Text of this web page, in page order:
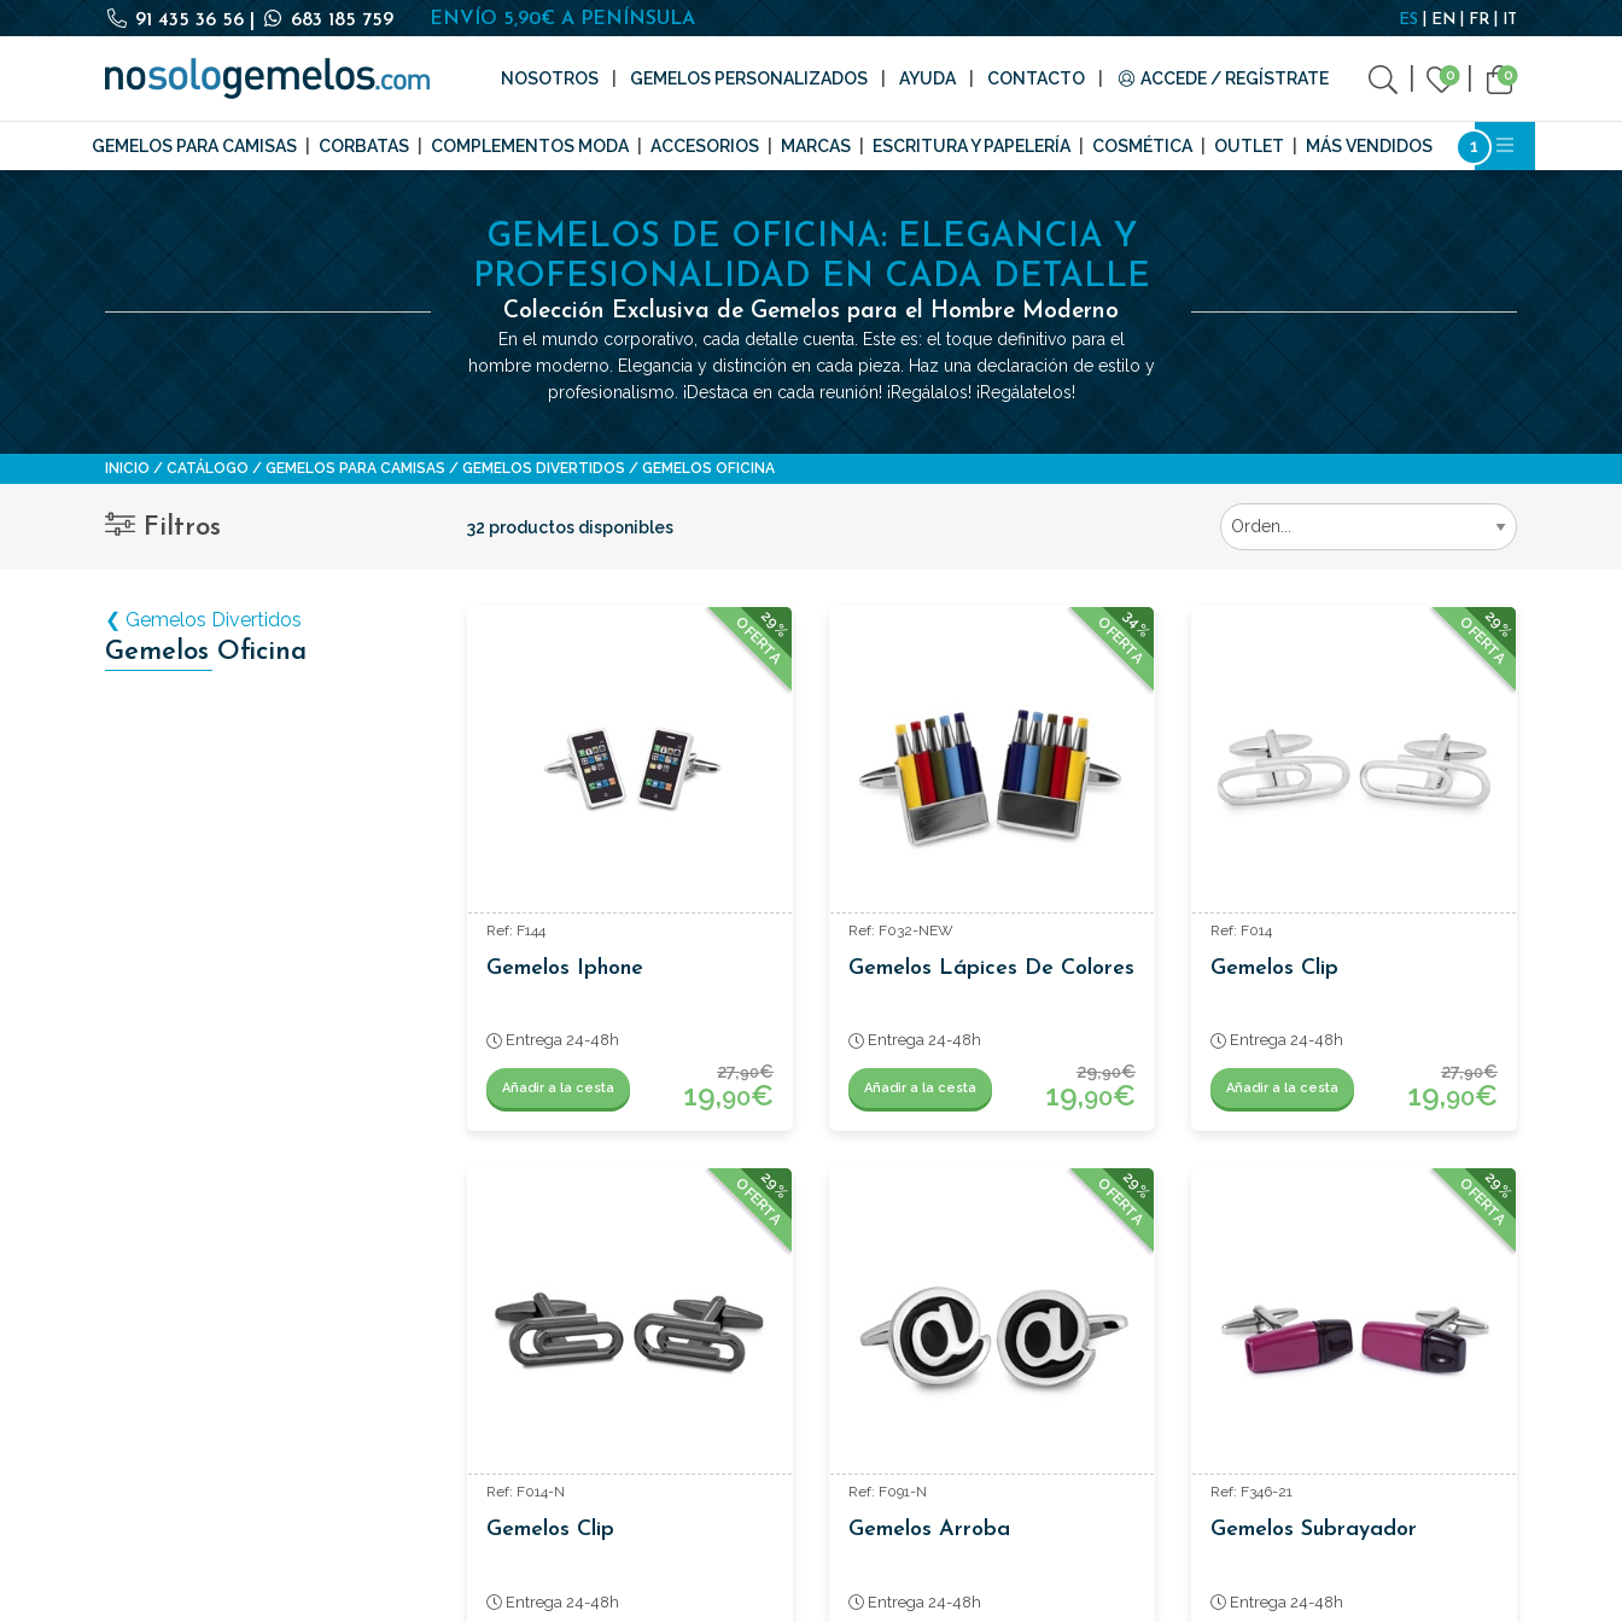
91 435 36 56 683 185 759 ENVÍO 5,90€ A PENÍNSULA ES EN FR IT
NOSOTROS GEMELOS PERSONALIZADOS AYUDA CONTACTO ACCEDE / REGÍSTRATE 0 0
GEMELOS PARA CAMISAS CORBATAS COMPLEMENTOS MODA ACCESORIOS MARCAS ESCRITURA Y PAPELERÍA COSMÉTICA OUTLET MÁS VENDIDOS
GEMELOS DE OFICINA: ELEGANCIA Y
PROFESIONALIDAD EN CADA DETALLE
Colección Exclusiva de Gemelos para el Hombre Moderno
En el mundo corporativo, cada detalle cuenta. Este es: el toque definitivo para el
hombre moderno. Elegancia y distinción en cada pieza. Haz una declaración de estilo y
profesionalismo. ¡Destaca en cada reunión! ¡Regálalos! ¡Regálatelos!
INICIO CATÁLOGO GEMELOS PARA CAMISAS GEMELOS DIVERTIDOS GEMELOS OFICINA
Filtros 32 productos disponibles
❮ Gemelos Divertidos
Gemelos Oficina
29%
OFERTA
Ref: F144
Gemelos Iphone
Entrega 24-48h
Añadir a la cesta
27,90€
19,90€
34%
OFERTA
Ref: F032-NEW
Gemelos Lápices De Colores
Entrega 24-48h
Añadir a la cesta
29,90€
19,90€
29%
OFERTA
Ref: F014
Gemelos Clip
Entrega 24-48h
Añadir a la cesta
27,90€
19,90€
29%
OFERTA
Ref: F014-N
Gemelos Clip
Entrega 24-48h
29%
OFERTA
Ref: F091-N
Gemelos Arroba
Entrega 24-48h
29%
OFERTA
Ref: F346-21
Gemelos Subrayador
Entrega 24-48h